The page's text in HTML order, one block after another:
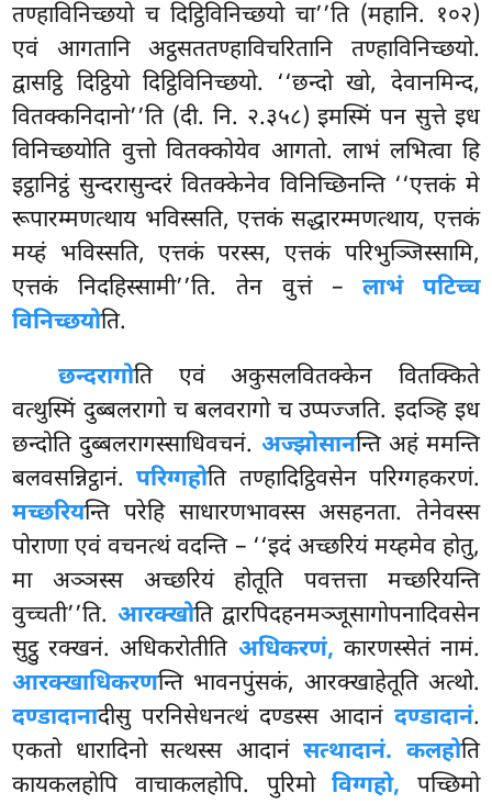
तण्हाविनिच्छयो च दिट्ठिविनिच्छयो चा’’ति (महानि. १०२)
एवं आगतानि अट्ठसततण्हाविचरितानि तण्हाविनिच्छयो.
द्वासट्ठि दिट्ठियो दिट्ठिविनिच्छयो. ‘‘छन्दो खो, देवानमिन्द,
वितक्कनिदानो’’ति (दी. नि. २.३५८) इमस्मिं पन सुत्ते इध
विनिच्छयोति वुत्तो वितक्कोयेव आगतो. लाभं लभित्वा हि
इट्ठानिट्ठं सुन्दरासुन्दरं वितक्केनेव विनिच्छिनन्ति ‘‘एत्तकं मे
रूपारम्मणत्थाय भविस्सति, एत्तकं सद्धारम्मणत्थाय, एत्तकं
मय्हं भविस्सति, एत्तकं परस्स, एत्तकं परिभुञ्जिस्सामि,
एत्तकं निदहिस्सामी’’ति. तेन वुत्तं – लाभं पटिच्च
विनिच्छयोति.
छन्दरागोति एवं अकुसलवितक्केन वितक्किते
वत्थुस्मिं दुब्बलरागो च बलवरागो च उप्पज्जति. इदञ्हि इध
छन्दोति दुब्बलरागस्साधिवचनं. अज्झोसानन्ति अहं ममन्ति
बलवसन्निट्ठानं.परिग्गहोति तण्हादिट्ठिवसेन परिग्गहकरणं.
मच्छरियन्ति परेहि साधारणभावस्स असहनता. तेनेवस्स
पोराणा एवं वचनत्थं वदन्ति – ‘‘इदं अच्छरियं मय्हमेव होतु,
मा अञ्ञस्स अच्छरियं होतूति पवत्तत्ता मच्छरियन्ति
वुच्चती’’ति. आरक्खोति द्वारपिदहनमञ्जूसागोपनादिवसेन
सुट्ठु रक्खनं. अधिकरोतीति अधिकरणं, कारणस्सेतं नामं.
आरक्खाधिकरणन्ति भावनपुंसकं, आरक्खाहेतूति अत्थो.
दण्डादानादीसु परनिसेधनत्थं दण्डस्स आदानं दण्डादानं.
एकतो धारादिनो सत्थस्स आदानंसत्थादानं. कलहोति
कायकलहोपि वाचाकलहोपि. पुरिमोविग्गहो, पच्छिमो